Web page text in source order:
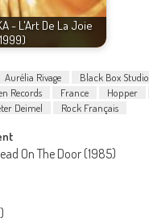
- L'Art De La Joie
Aurélia Rivage Black Box Studio
Records France Hopper
Deimel Rock Français
On The Door (1985)